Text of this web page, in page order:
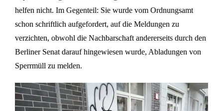
helfen nicht. Im Gegenteil: Sie wurde vom Ordnungsamt
schon schriftlich aufgefordert, auf die Meldungen zu
verzichten, obwohl die Nachbarschaft andererseits durch den
Berliner Senat darauf hingewiesen wurde, Abladungen von
Sperrmüll zu melden.